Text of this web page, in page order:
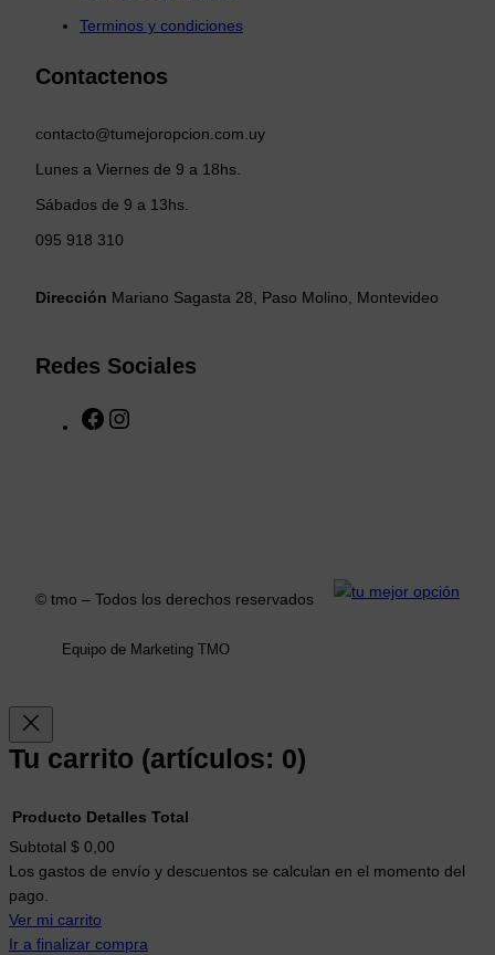
Terminos y condiciones
Contactenos
contacto@tumejoropcion.com.uy
Lunes a Viernes de 9 a 18hs.
Sábados de 9 a 13hs.
095 918 310
Dirección Mariano Sagasta 28, Paso Molino, Montevideo
Redes Sociales
F
© tmo – Todos los derechos reservados
Equipo de Marketing TMO
Tu carrito (artículos: 0)
Productos
del
carrito
Producto Detalles Total
Subtotal $ 0,00
Los gastos de envío y descuentos se calculan en el momento del
pago.
Ver mi carrito
Ir a finalizar compra